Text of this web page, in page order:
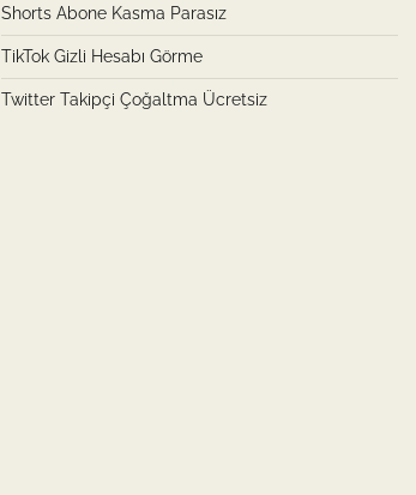
Shorts Abone Kasma Parasız
TikTok Gizli Hesabı Görme
Twitter Takipçi Çoğaltma Ücretsiz